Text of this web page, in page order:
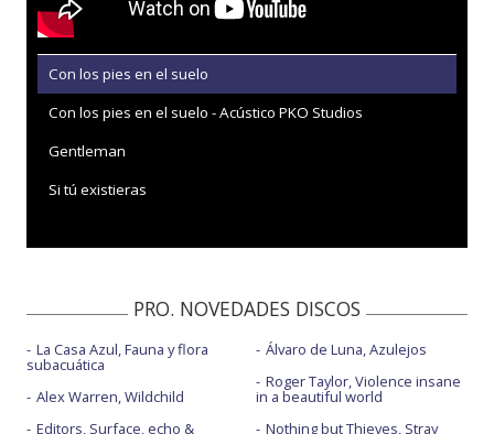
Con los pies en el suelo
Con los pies en el suelo - Acústico PKO Studios
Gentleman
Si tú existieras
PRO. NOVEDADES DISCOS
La Casa Azul, Fauna y flora
subacuática
Alex Warren, Wildchild
Editors, Surface, echo &
Álvaro de Luna, Azulejos
Roger Taylor, Violence insane
in a beautiful world
Nothing but Thieves, Stray